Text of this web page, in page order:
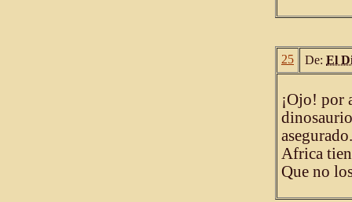
25 De: El
¡Ojo! por
Africa
Que no